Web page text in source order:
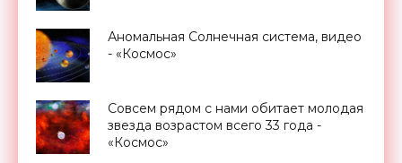
Аномальная Солнечная система, видео
- «Космос»
Совсем рядом с нами обитает молодая
звезда возрастом всего 33 года -
«Космос»